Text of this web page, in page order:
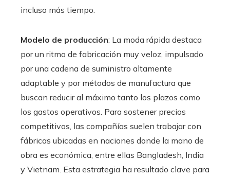
incluso más tiempo.
Modelo de producción: La moda rápida destaca
por un ritmo de fabricación muy veloz, impulsado
por una cadena de suministro altamente
adaptable y por métodos de manufactura que
buscan reducir al máximo tanto los plazos como
los gastos operativos. Para sostener precios
competitivos, las compañías suelen trabajar con
fábricas ubicadas en naciones donde la mano de
obra es económica, entre ellas Bangladesh, India
y Vietnam. Esta estrategia ha resultado clave para